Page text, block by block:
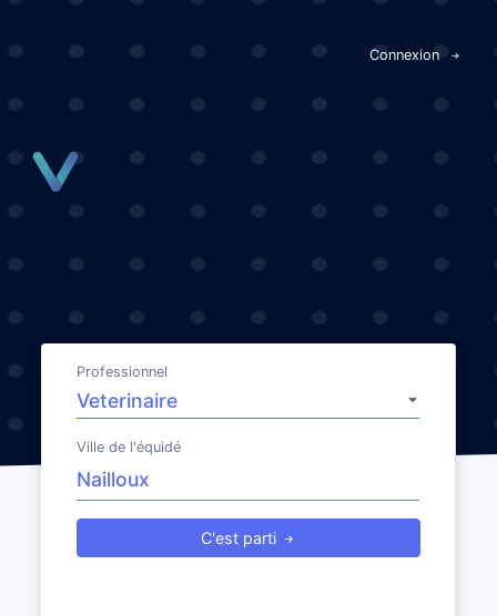
Connexion
Professionnel
Ville de l'équidé
C'est parti